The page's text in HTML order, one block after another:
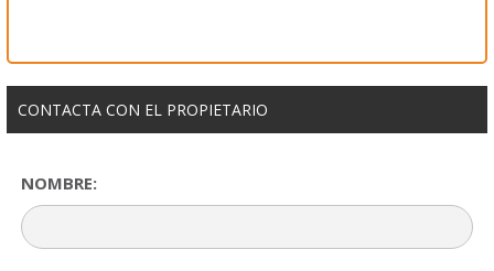
CONTACTA CON EL PROPIETARIO
NOMBRE: